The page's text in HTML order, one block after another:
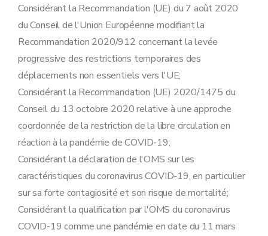
Considérant la Recommandation (UE) du 7 août 2020
du Conseil de l'Union Européenne modifiant la
Recommandation 2020/912 concernant la levée
progressive des restrictions temporaires des
déplacements non essentiels vers l'UE;
Considérant la Recommandation (UE) 2020/1475 du
Conseil du 13 octobre 2020 relative à une approche
coordonnée de la restriction de la libre circulation en
réaction à la pandémie de COVID-19;
Considérant la déclaration de l'OMS sur les
caractéristiques du coronavirus COVID-19, en particulier
sur sa forte contagiosité et son risque de mortalité;
Considérant la qualification par l'OMS du coronavirus
COVID-19 comme une pandémie en date du 11 mars